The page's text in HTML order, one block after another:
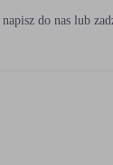
do nas lub